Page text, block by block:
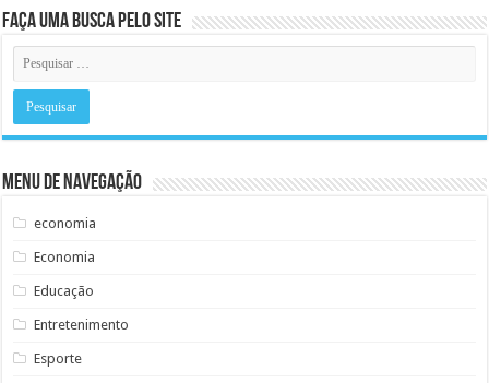
Faça uma busca pelo Site
Menu de Navegação
economia
Economia
Educação
Entretenimento
Esporte